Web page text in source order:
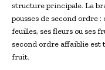
structure principale. La
pousses de second ordre :
feuilles, ses fleurs ou ses
second ordre affaiblie est
fruit.